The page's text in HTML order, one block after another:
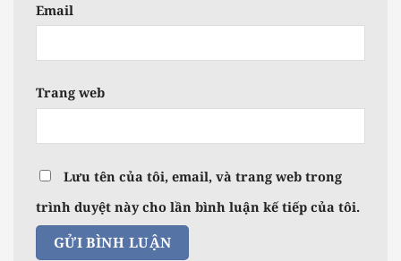
Email
Trang web
Lưu tên của tôi, email, và trang web trong
trình duyệt này cho lần bình luận kế tiếp của tôi.